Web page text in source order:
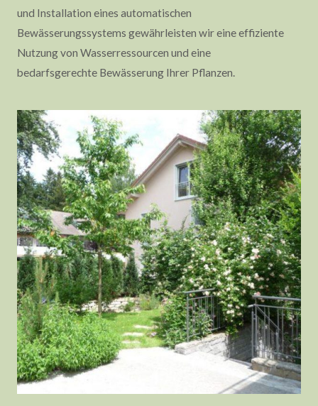
und Installation eines automatischen
Bewässerungssystems gewährleisten wir eine effiziente
Nutzung von Wasserressourcen und eine
bedarfsgerechte Bewässerung Ihrer Pflanzen.